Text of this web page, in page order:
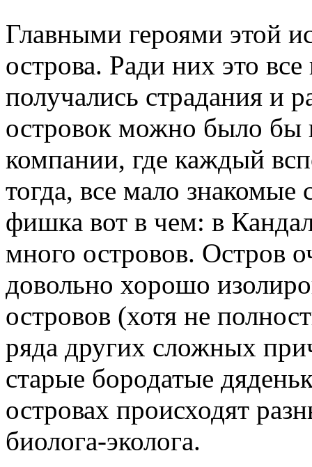
Главными героями этой
острова. Ради них это
получались страдания и
островок можно было бы
компании, где каждый
тогда, все мало знакомые
фишка вот в чем: в
много островов. Остров
довольно хорошо
островов (хотя не
ряда других сложных
старые бородатые
островах происходят
биолога-эколога.